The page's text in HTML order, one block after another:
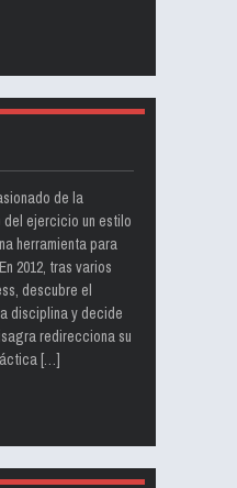
de la
ejercicio un estilo
herramienta para
2012, tras varios
descubre el
disciplina y decide
redirecciona su
[…]